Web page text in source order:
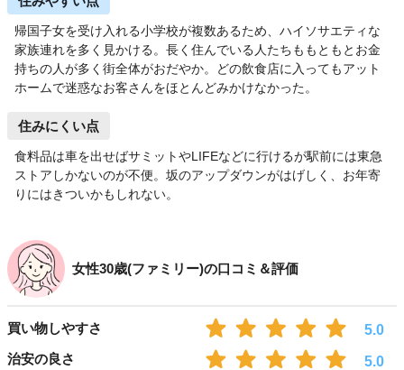
帰国子女を受け入れる小学校が複数あるため、ハイソサエティな
家族連れを多く見かける。長く住んでいる人たちももともとお金
持ちの人が多く街全体がおだやか。どの飲食店に入ってもアット
ホームで迷惑なお客さんをほとんどみかけなかった。
住みにくい点
食料品は車を出せばサミットやLIFEなどに行けるが駅前には東急
ストアしかないのが不便。坂のアップダウンがはげしく、お年寄
りにはきついかもしれない。
女性30歳(ファミリー)の口コミ＆評価
買い物しやすさ
5.0
治安の良さ
5.0